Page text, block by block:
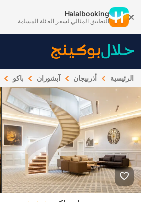
Halalbooking
التطبيق المثالي لسفر العائلة المسلمة
الرئيسية أذربيجان آبشوران باكو